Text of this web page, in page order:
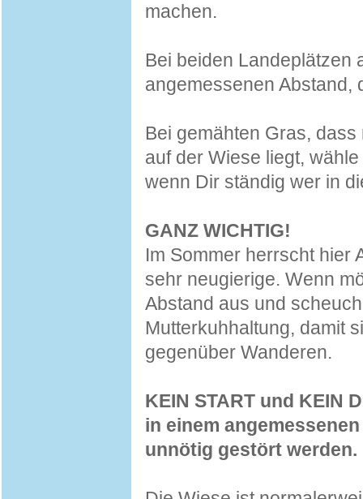
machen.
Bei beiden Landeplätzen
angemessenen Abstand,
Bei gemähten Gras,
auf der Wiese liegt,
wenn Dir ständig wer in
GANZ WICHTIG!
Im Sommer herrscht hier
sehr neugierige. Wenn
Abstand aus und
Mutterkuhhaltung, damit
gegenüber Wanderen.
KEIN START und KEIN
in einem
unnötig gestört werden.